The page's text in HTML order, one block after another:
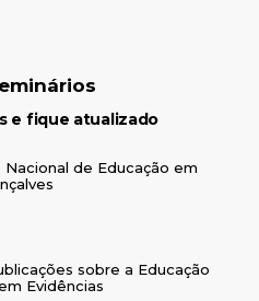
e fique atualizado
Nacional de Educação em
sobre a Educação
Evidências